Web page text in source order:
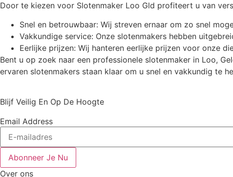
Door te kiezen voor Slotenmaker Loo Gld profiteert u van
Snel en betrouwbaar: Wij streven ernaar om zo snel
Vakkundige service: Onze slotenmakers hebben
Eerlijke prijzen: Wij hanteren eerlijke prijzen voor onze
Bent u op zoek naar een professionele slotenmaker in Loo,
ervaren slotenmakers staan klaar om u snel en vakkundig te
Blijf Veilig En Op De Hoogte
Email Address
Abonneer Je Nu
Over ons